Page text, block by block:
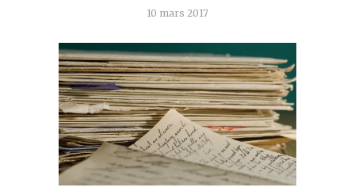
10 mars 2017